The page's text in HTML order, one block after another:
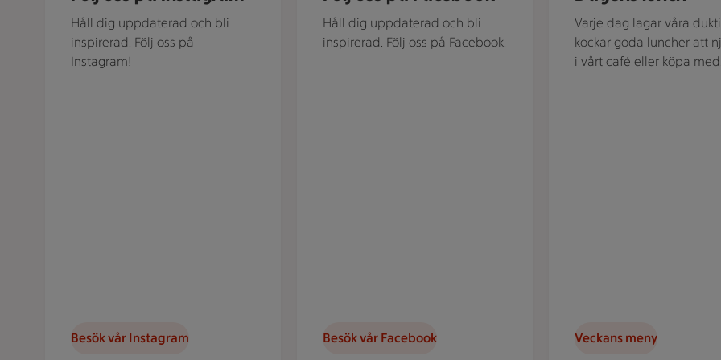
Håll dig uppdaterad och bli
inspirerad. Följ oss på
Instagram!
Besök vår Instagram
Håll dig uppdaterad och bli
inspirerad. Följ oss på Facebook.
Besök vår Facebook
Varje dag lagar våra
kockar goda luncher att
i vårt café eller köpa med.
Veckans meny